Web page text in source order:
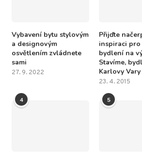
Vybavení bytu stylovým
a designovým
osvětlením zvládnete
sami
27. 9. 2022
Přijďte
inspiraci pro
bydlení na
Stavíme,
Karlovy Vary
23. 4. 2015
4 5